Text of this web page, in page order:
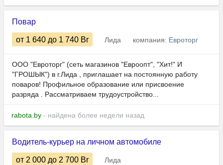
Повар
от 1 640 до 1 740 Br Лида компания: Евроторг
ООО "Евроторг" (сеть магазинов "Евроопт", "Хит!" И
"ГРОШЫК") в г.Лида , приглашает на постоянную работу
поваров! Профильное образование или присвоение
разряда . Рассматриваем трудоустройство...
rabota.by - найдена более недели назад
Водитель-курьер на личном автомобиле
от 2 000 до 2 700 Br
Лида